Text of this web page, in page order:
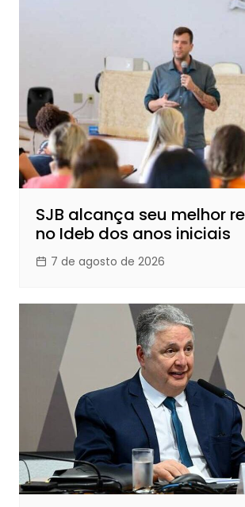
SJB alcança seu melhor
no Ideb dos anos iniciais
7 de agosto de 2026